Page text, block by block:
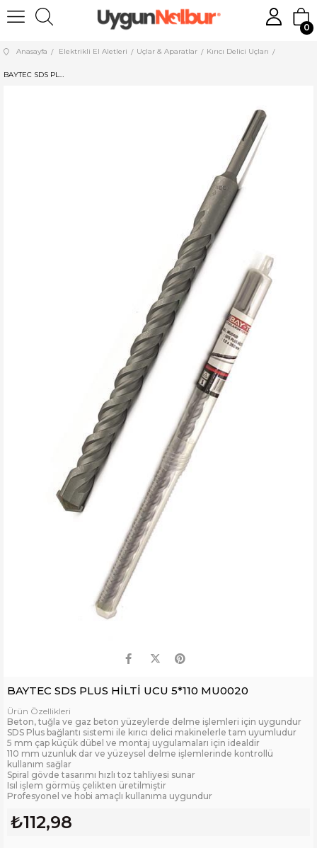
0
Anasayfa Elektrikli El Aletleri Uçlar & Aparatlar Kırıcı Delici Uçları
BAYTEC SDS PLUS HİLTİ UCU 5*110 MU0020
BAYTEC SDS PLUS HİLTİ UCU 5*110 MU0020
Ürün Özellikleri
Beton, tuğla ve gaz beton yüzeylerde delme işlemleri için uygundur
SDS Plus bağlantı sistemi ile kırıcı delici makinelerle tam uyumludur
5 mm çap küçük dübel ve montaj uygulamaları için idealdir
110 mm uzunluk dar ve yüzeysel delme işlemlerinde kontrollü
kullanım sağlar
Spiral gövde tasarımı hızlı toz tahliyesi sunar
Isıl işlem görmüş çelikten üretilmiştir
Profesyonel ve hobi amaçlı kullanıma uygundur
₺112,98